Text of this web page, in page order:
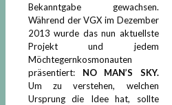
Bekanntgabe gewachsen.
Während der VGX im Dezember
2013 wurde das nun aktuellste
Projekt und jedem
Möchtegernkosmonauten
präsentiert: NO MAN’S SKY.
Um zu verstehen, welchen
Ursprung die Idee hat, sollte